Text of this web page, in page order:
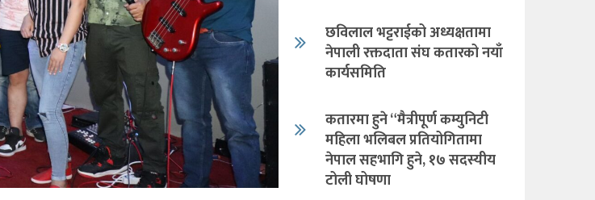
छविलाल भट्टराईको अध्यक्षतामा
नेपाली रक्तदाता संघ कतारको नयाँ
कार्यसमिति
कतारमा हुने “मैत्रीपूर्ण कम्युनिटी
महिला भलिबल प्रतियोगितामा
नेपाल सहभागि हुने, १७ सदस्यीय
टोली घोषणा